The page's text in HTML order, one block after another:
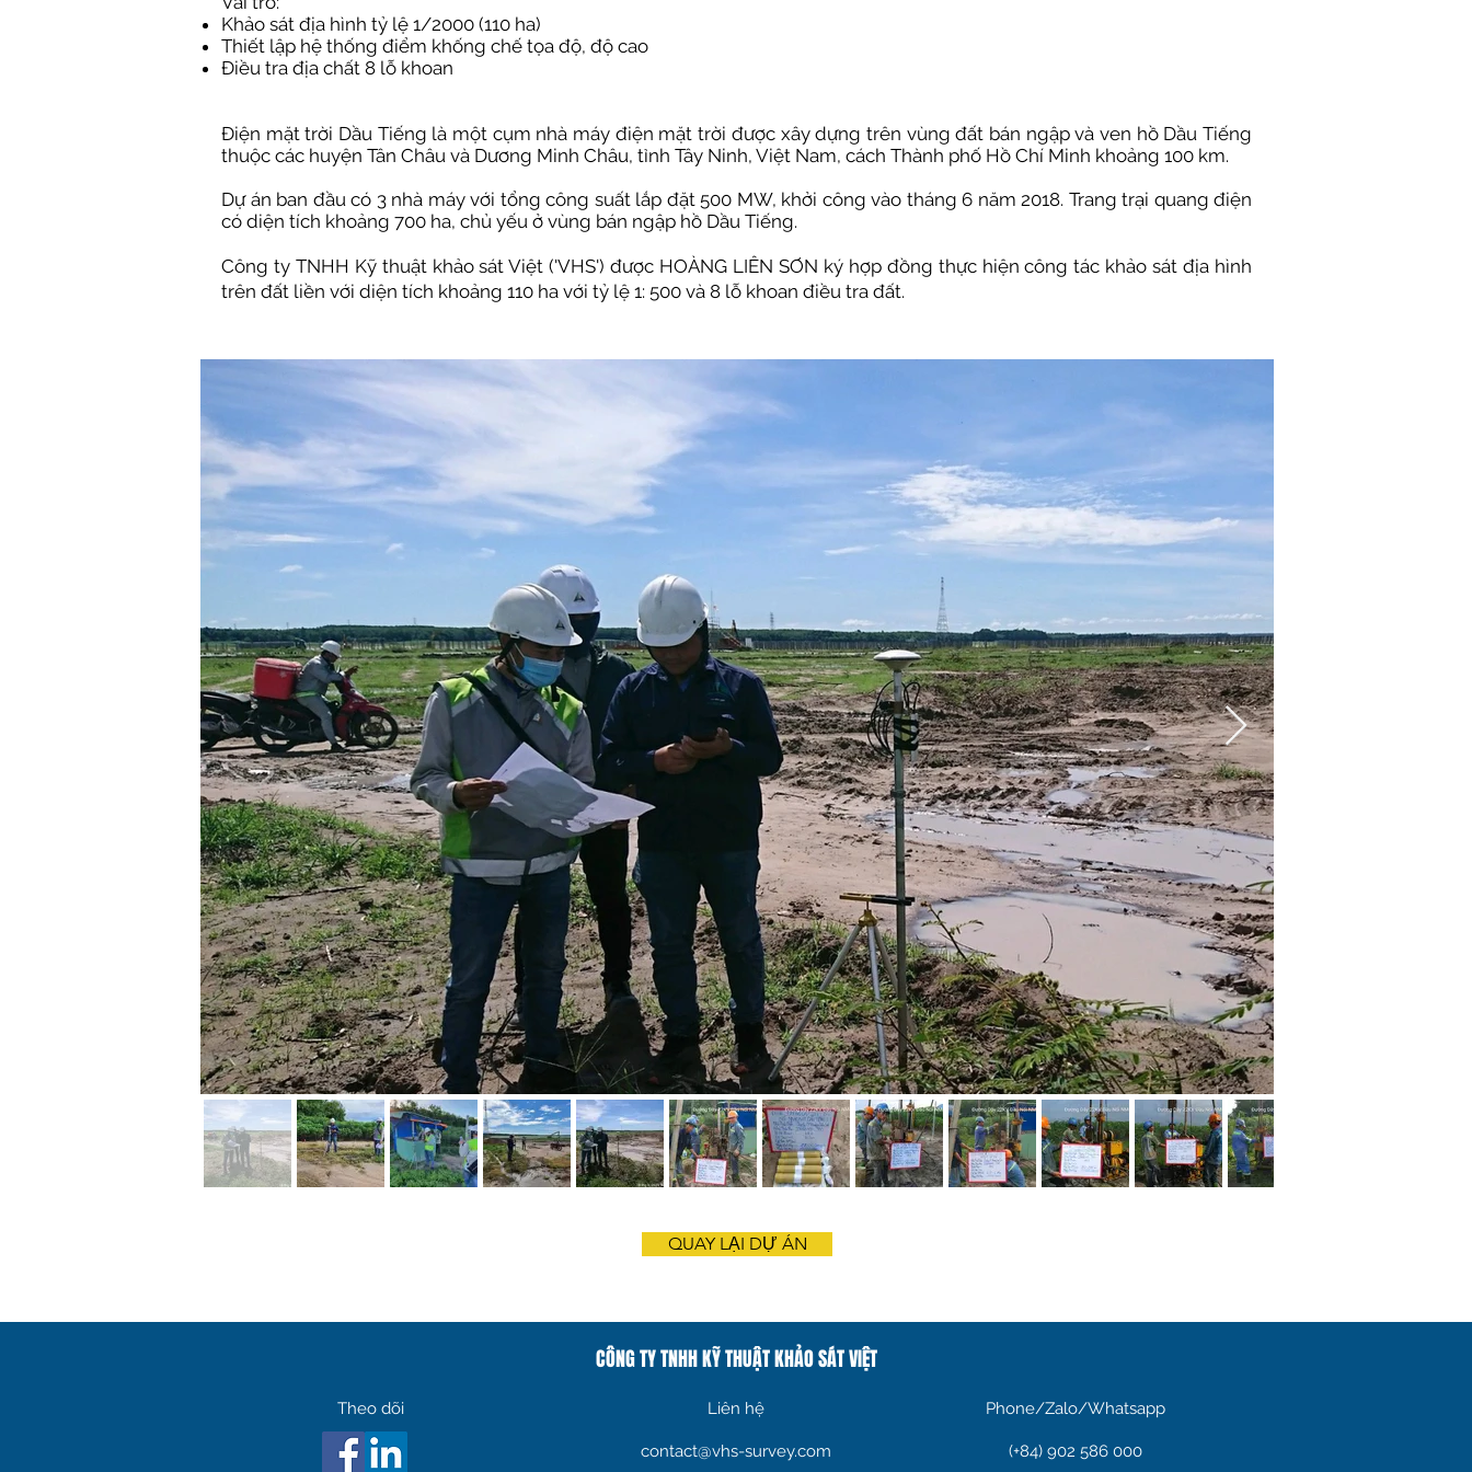
Khảo sát địa hình tỷ lệ 1/2000 (110 ha)
Thiết lập hệ thống điểm khống chế tọa độ, độ cao
Điều tra địa chất 8 lỗ khoan
Điện mặt trời Dầu Tiếng là một cụm nhà máy điện mặt trời được xây dựng trên vùng đất bán ngập và ven hồ Dầu Tiếng
thuộc các huyện Tân Châu và Dương Minh Châu, tỉnh Tây Ninh, Việt Nam, cách Thành phố Hồ Chí Minh khoảng 100 km.
Dự án ban đầu có 3 nhà máy với tổng công suất lắp đặt 500 MW, khởi công vào tháng 6 năm 2018. Trang trại quang điện
có diện tích khoảng 700 ha, chủ yếu ở vùng bán ngập hồ Dầu Tiếng.
Công ty TNHH Kỹ thuật khảo sát Việt ('VHS') được HOÀNG LIÊN SƠN ký hợp đồng thực hiện công tác khảo sát địa hình
trên đất liền với diện tích khoảng 110 ha với tỷ lệ 1: 500 và 8 lỗ khoan điều tra đất.
QUAY LẠI DỰ ÁN
CÔNG TY TNHH KỸ THUẬT KHẢO SÁT VIỆT
Theo dõi Liên hệ
contact@vhs-survey.com
Phone/Zalo/Whatsapp
(+84) 902 586 000